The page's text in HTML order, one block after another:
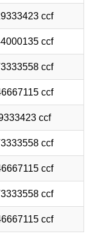
ccf
ccf
ccf
ccf
ccf
ccf
ccf
ccf
ccf